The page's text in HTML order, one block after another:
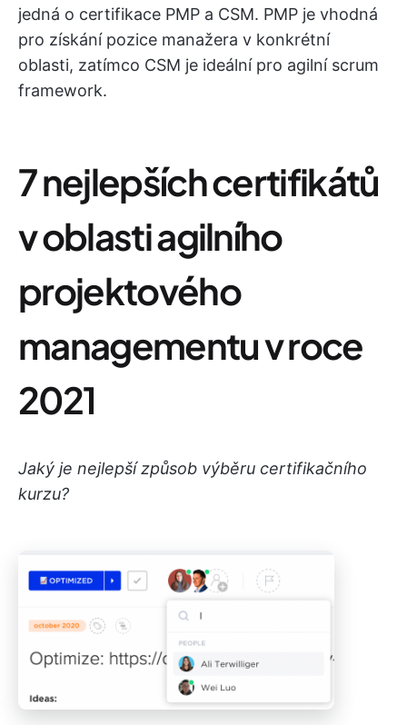
jedná o certifikace PMP a CSM. PMP je vhodná
pro získání pozice manažera v konkrétní
oblasti, zatímco CSM je ideální pro agilní scrum
framework.
7 nejlepších certifikátů
v oblasti agilního
projektového
managementu v roce
2021
Jaký je nejlepší způsob výběru certifikačního
kurzu?